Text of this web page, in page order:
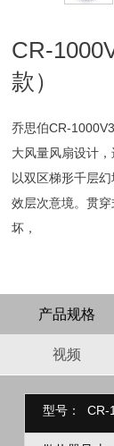
CR-
款）
乔思伯CR-
大风量风扇设计
以双区梯形千层
效层次意境。贯
坏，
产品规格
视频
型号： CR-